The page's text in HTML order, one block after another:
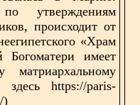
утверждениям
происходит от
«Храм
имеет
https://paris-
)